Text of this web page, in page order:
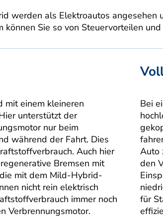
werden als Elektroautos angesehen
können Sie so von Steuervorteilen
mit einem kleineren
unterstützt der
nur beim
während der Fahrt. Dies
Auch hier
Bremsen mit
mit dem Mild-Hybrid-
nicht rein elektrisch
immer noch
Verbrennungsmotor.
Bei
Auto
den
für